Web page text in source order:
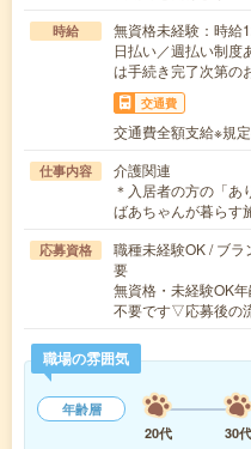
時給
無資格未経験：時
日払い／週払い制度
は手続き完了次第の
交通費
交通費全額支給※規
仕事内容
介護関連
＊入居者の方の「あ
ばあちゃんが暮らす
応募資格
職種未経験OK / ブラ
要
無資格・未経験OK
不要です▽応募後の
職場の雰囲気
年齢層
20代
30代